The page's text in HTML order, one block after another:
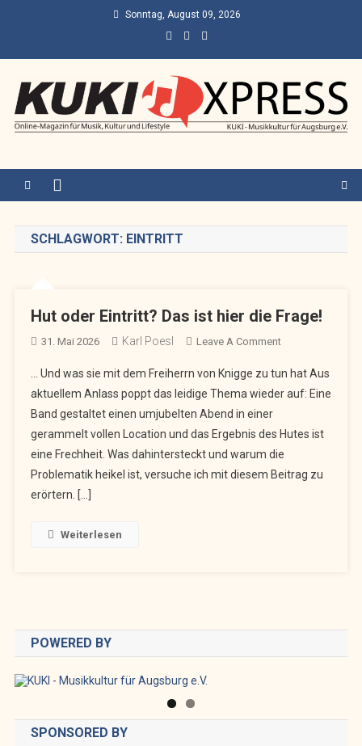
Sonntag, August 09, 2026
SCHLAGWORT: EINTRITT
Hut oder Eintritt? Das ist hier die Frage!
31. Mai 2026 Karl Poesl Leave A CommentOn
Oder
Eintritt?
Ist
Hier
Die
… Und was sie mit dem Freiherrn von Knigge zu tun hat Aus
aktuellem Anlass poppt das leidige Thema wieder auf: Eine
Band gestaltet einen umjubelten Abend in einer
gerammelt vollen Location und das Ergebnis des Hutes ist
eine Frechheit. Was dahintersteckt und warum die
Problematik heikel ist, versuche ich mit diesem Beitrag zu
erörtern. […]
Weiterlesen
POWERED BY
SPONSORED BY